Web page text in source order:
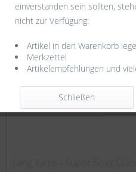
einverstanden sein sollten,
nicht zur Verfügung:
Artikel in den Warenkorb
Merkzettel
Artikelempfehlungen und
Schließen